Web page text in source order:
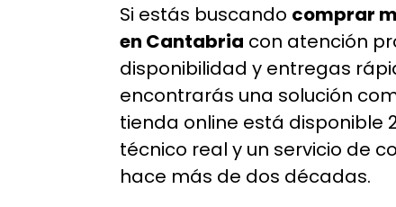
Si estás buscando comprar
en Cantabria con atención
disponibilidad y entregas
encontrarás una solución
tienda online está disponible
técnico real y un servicio de
hace más de dos décadas.